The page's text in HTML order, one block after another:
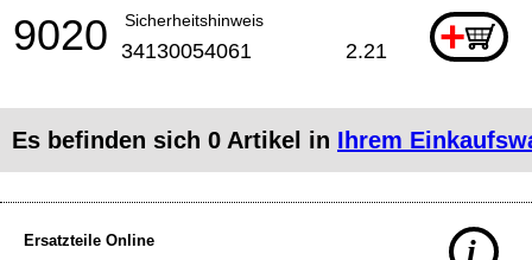
Sicherheitshinweis +
9020 34130054061 2.21
Es befinden sich 0 Artikel in Ihrem
Ersatzteile Online
i